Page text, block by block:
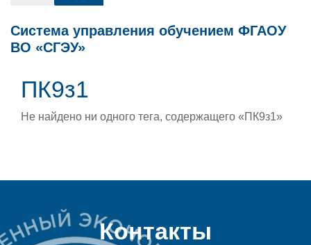
Система управления обучением ФГАОУ
ВО «СГЭУ»
ПК9з1
Не найдено ни одного тега, содержащего «ПК9з1»
Контакты